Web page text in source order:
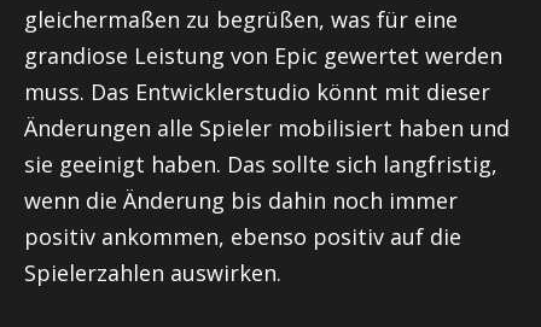
gleichermaßen zu begrüßen, was für eine
grandiose Leistung von Epic gewertet werden
muss. Das Entwicklerstudio könnt mit dieser
Änderungen alle Spieler mobilisiert haben und
sie geeinigt haben. Das sollte sich langfristig,
wenn die Änderung bis dahin noch immer
positiv ankommen, ebenso positiv auf die
Spielerzahlen auswirken.